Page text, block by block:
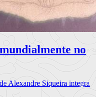
no
Alexandre Siqueira integra